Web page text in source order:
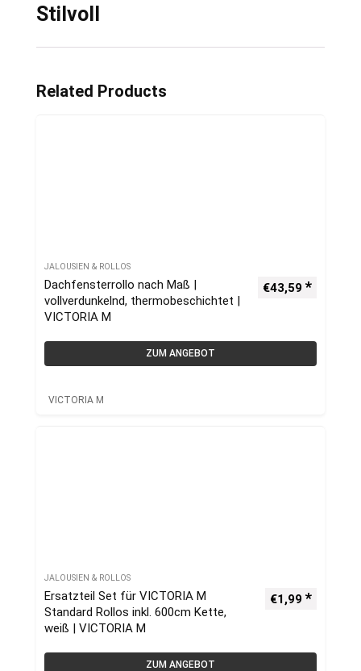
Stilvoll
Related Products
JALOUSIEN & ROLLOS
Dachfensterrollo nach Maß |
vollverdunkelnd, thermobeschichtet |
VICTORIA M
€43,59
ZUM ANGEBOT
VICTORIA M
JALOUSIEN & ROLLOS
Ersatzteil Set für VICTORIA M
Standard Rollos inkl. 600cm Kette,
weiß | VICTORIA M
€1,99
ZUM ANGEBOT